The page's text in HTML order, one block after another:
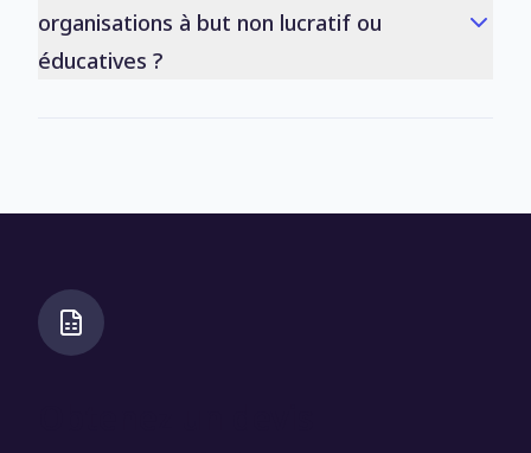
organisations à but non lucratif ou
éducatives ?